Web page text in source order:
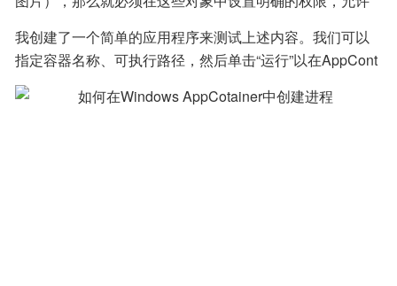
urityInfo，关于完整代码请参阅GitHub上的项目。
我创建了一个简单的应用程序来测试上述内容。我们可以
指定容器名称、可执行路径，然后单击“运行”以在AppCont
ainer中运行。我们可以添加获得完整权限的文件夹或文
件：